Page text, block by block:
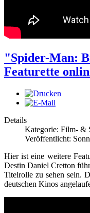
"Spider-Man:
Featurette
Details
Kategorie: Film- &
Veröffentlicht:
Hier ist eine weitere
Destin Daniel Cretton
Titelrolle zu sehen sein.
deutschen Kinos